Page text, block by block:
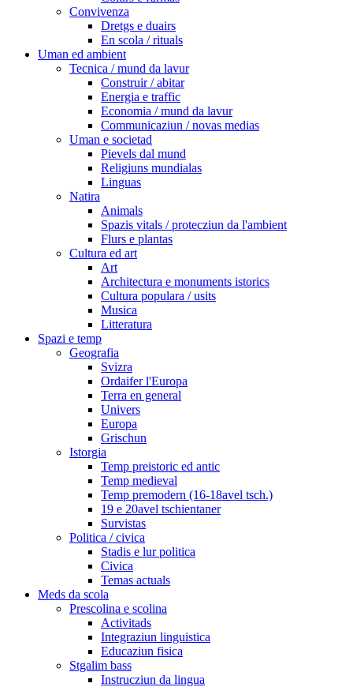
Convivenza
Dretgs e duairs
En scola / rituals
Uman ed ambient
Tecnica / mund da lavur
Construir / abitar
Energia e traffic
Economia / mund da lavur
Communicaziun / novas medias
Uman e societad
Pievels dal mund
Religiuns mundialas
Linguas
Natira
Animals
Spazis vitals / protecziun da l'ambient
Flurs e plantas
Cultura ed art
Art
Architectura e monuments istorics
Cultura populara / usits
Musica
Litteratura
Spazi e temp
Geografia
Svizra
Ordaifer l'Europa
Terra en general
Univers
Europa
Grischun
Istorgia
Temp preistoric ed antic
Temp medieval
Temp premodern (16-18avel tsch.)
19 e 20avel tschientaner
Survistas
Politica / civica
Stadis e lur politica
Civica
Temas actuals
Meds da scola
Prescolina e scolina
Activitads
Integraziun linguistica
Educaziun fisica
Stgalim bass
Instrucziun da lingua